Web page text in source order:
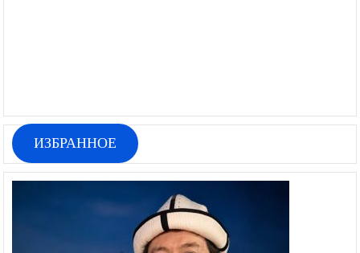
ИЗБРАННОЕ